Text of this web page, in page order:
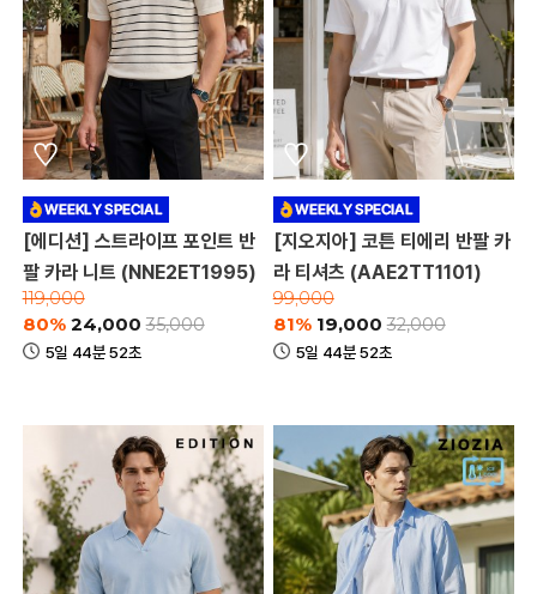
[에디션] 스트라이프 포인트 반
팔 카라 니트 (NNE2ET1995)
119,000
80% 24,000 35,000
5일 44분 52초
[지오지아] 코튼 티에리 반팔 카
라 티셔츠 (AAE2TT1101)
99,000
81% 19,000 32,000
5일 44분 52초